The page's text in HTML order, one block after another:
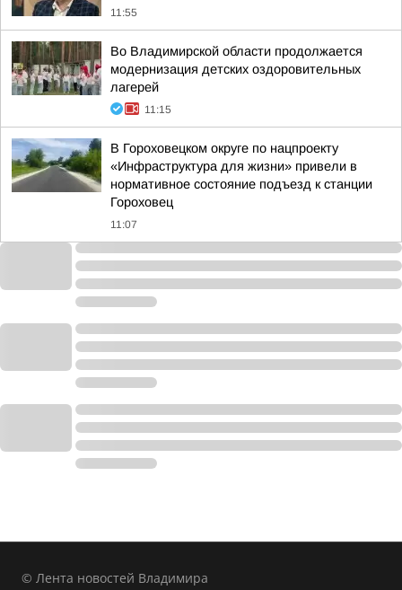
11:55
Во Владимирской области продолжается
модернизация детских оздоровительных
лагерей
11:15
В Гороховецком округе по нацпроекту
«Инфраструктура для жизни» привели в
нормативное состояние подъезд к станции
Гороховец
11:07
© Лента новостей Владимира